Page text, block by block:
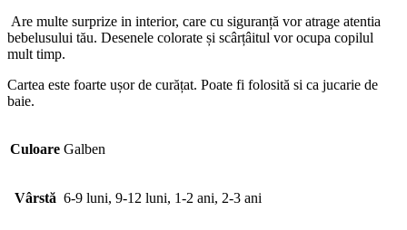
Are multe surprize in interior, care cu siguranță vor atrage atentia
bebelusului tău. Desenele colorate și scârțâitul vor ocupa copilul
mult timp.
Cartea este foarte ușor de curățat. Poate fi folosită si ca jucarie de
baie.
Culoare Galben
Vârstă 6-9 luni, 9-12 luni, 1-2 ani, 2-3 ani